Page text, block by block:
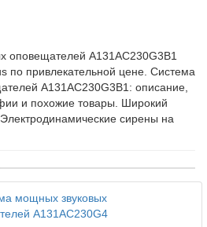
оповещателей A131AC230G3B1
по привлекательной цене. Система
A131AC230G3B1: описание,
и похожие товары. Широкий
сирены на